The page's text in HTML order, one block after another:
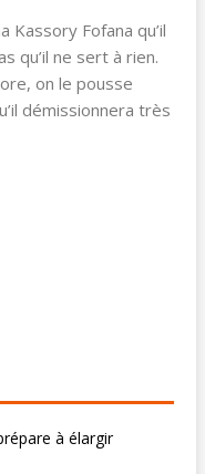
Kassory Fofana qu’il
qu’il ne sert à rien.
on le pousse
démissionnera très
à élargir